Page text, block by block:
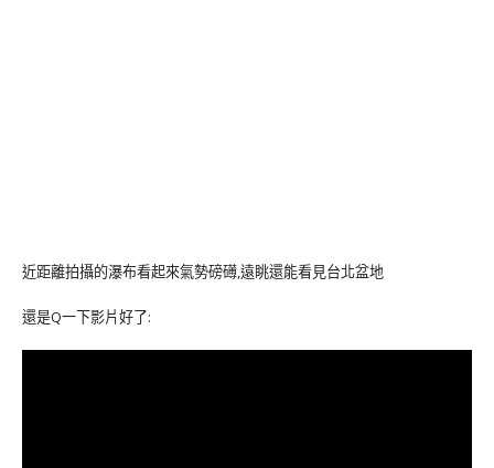
近距離拍攝的瀑布看起來氣勢磅礡,遠眺還能看見台北盆地
還是Q一下影片好了: